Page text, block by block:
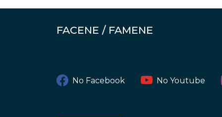
FACENE / FAMENE
No Facebook No Youtube